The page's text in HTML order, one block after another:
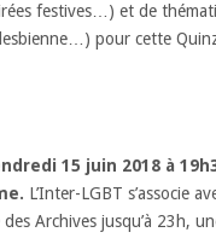
festives…) et de
pour cette
15 juin 2018 à
L’Inter-LGBT s’associe
Archives jusqu’à 23h,